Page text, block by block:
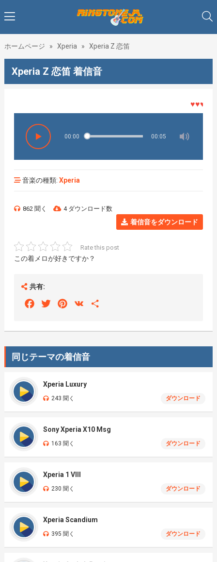
ホームページ » Xperia » Xperia Z 恋笛
Xperia Z 恋笛 着信音
♥♥♥着メ
00:00 00:05
音楽の種類: Xperia
862 聞く 4 ダウンロード数
着信音をダウンロード
Rate this post
この着メロが好きですか？
共有:
FacebookTwitterPinterest
VK
同じテーマの着信音
Xperia Luxury
243 聞く ダウンロード
Sony Xperia X10 Msg
163 聞く ダウンロード
Xperia 1 VIII
230 聞く ダウンロード
Xperia Scandium
395 聞く ダウンロード